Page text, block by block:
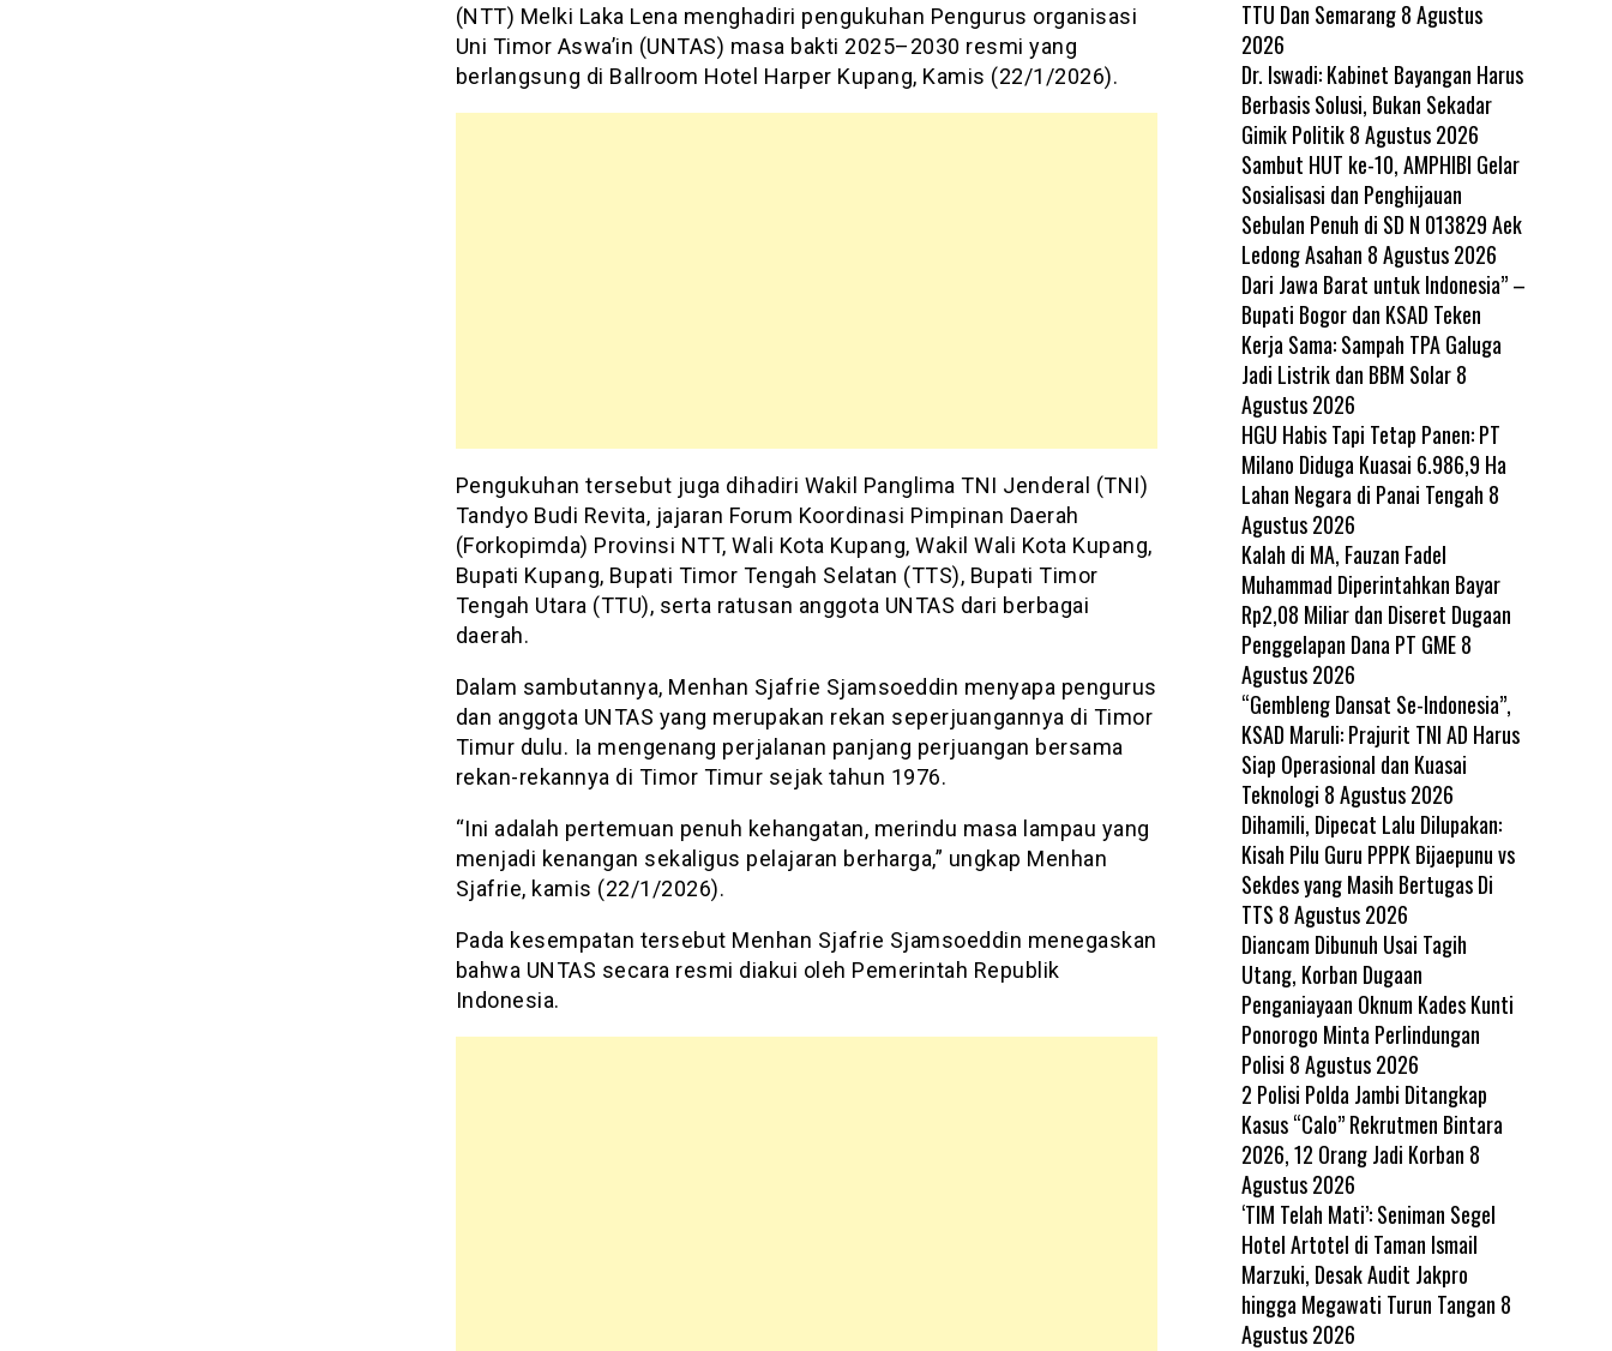
(NTT) Melki Laka Lena menghadiri pengukuhan Pengurus organisasi
Uni Timor Aswa’in (UNTAS) masa bakti 2025–2030 resmi yang
berlangsung di Ballroom Hotel Harper Kupang, Kamis (22/1/2026).
Pengukuhan tersebut juga dihadiri Wakil Panglima TNI Jenderal (TNI)
Tandyo Budi Revita, jajaran Forum Koordinasi Pimpinan Daerah
(Forkopimda) Provinsi NTT, Wali Kota Kupang, Wakil Wali Kota Kupang,
Bupati Kupang, Bupati Timor Tengah Selatan (TTS), Bupati Timor
Tengah Utara (TTU), serta ratusan anggota UNTAS dari berbagai
daerah.
Dalam sambutannya, Menhan Sjafrie Sjamsoeddin menyapa pengurus
dan anggota UNTAS yang merupakan rekan seperjuangannya di Timor
Timur dulu. Ia mengenang perjalanan panjang perjuangan bersama
rekan-rekannya di Timor Timur sejak tahun 1976.
“Ini adalah pertemuan penuh kehangatan, merindu masa lampau yang
menjadi kenangan sekaligus pelajaran berharga,” ungkap Menhan
Sjafrie, kamis (22/1/2026).
Pada kesempatan tersebut Menhan Sjafrie Sjamsoeddin menegaskan
bahwa UNTAS secara resmi diakui oleh Pemerintah Republik
Indonesia.
TTU Dan Semarang 8 Agustus
2026
Dr. Iswadi: Kabinet Bayangan Harus
Berbasis Solusi, Bukan Sekadar
Gimik Politik 8 Agustus 2026
Sambut HUT ke-10, AMPHIBI Gelar
Sosialisasi dan Penghijauan
Sebulan Penuh di SD N 013829 Aek
Ledong Asahan 8 Agustus 2026
Dari Jawa Barat untuk Indonesia” –
Bupati Bogor dan KSAD Teken
Kerja Sama: Sampah TPA Galuga
Jadi Listrik dan BBM Solar 8
Agustus 2026
HGU Habis Tapi Tetap Panen: PT
Milano Diduga Kuasai 6.986,9 Ha
Lahan Negara di Panai Tengah 8
Agustus 2026
Kalah di MA, Fauzan Fadel
Muhammad Diperintahkan Bayar
Rp2,08 Miliar dan Diseret Dugaan
Penggelapan Dana PT GME 8
Agustus 2026
“Gembleng Dansat Se-Indonesia”,
KSAD Maruli: Prajurit TNI AD Harus
Siap Operasional dan Kuasai
Teknologi 8 Agustus 2026
Dihamili, Dipecat Lalu Dilupakan:
Kisah Pilu Guru PPPK Bijaepunu vs
Sekdes yang Masih Bertugas Di
TTS 8 Agustus 2026
Diancam Dibunuh Usai Tagih
Utang, Korban Dugaan
Penganiayaan Oknum Kades Kunti
Ponorogo Minta Perlindungan
Polisi 8 Agustus 2026
2 Polisi Polda Jambi Ditangkap
Kasus “Calo” Rekrutmen Bintara
2026, 12 Orang Jadi Korban 8
Agustus 2026
‘TIM Telah Mati’: Seniman Segel
Hotel Artotel di Taman Ismail
Marzuki, Desak Audit Jakpro
hingga Megawati Turun Tangan 8
Agustus 2026